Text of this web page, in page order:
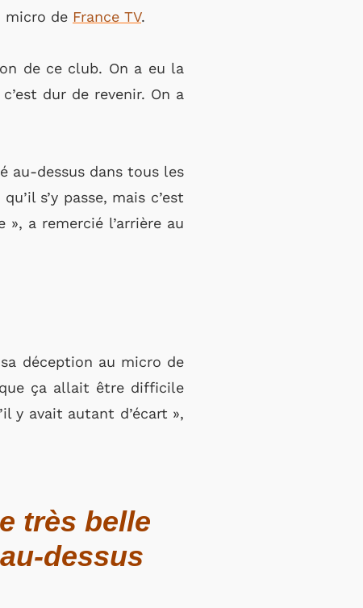
micro de France TV.
de ce club. On a eu la
dur de revenir. On a
au-dessus dans tous les
s’y passe, mais c’est
a remercié l’arrière au
déception au micro de
que ça allait être difficile
y avait autant d’écart »,
très belle
dessus